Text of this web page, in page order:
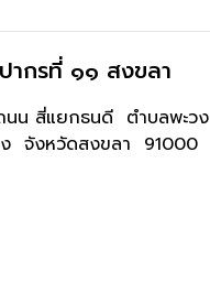
ากรที่ ๑๑ สงขลา
นน สี่แยกธนดี ตำบลพะวง
ง จังหวัดสงขลา 91000